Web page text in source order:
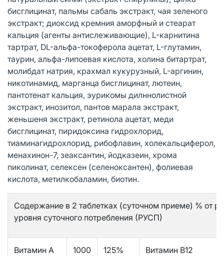
бисглицинат, пальмы сабаль экстракт, чая зеленого
экстракт; диоксид кремния аморфный и стеарат
кальция (агенты антислеживающие), L-карнитина
тартрат, DL-альфа-токоферола ацетат, L-глутамин,
таурин, альфа-липоевая кислота, холина битартрат,
молибдат натрия, крахмал кукурузный, L-аргинин,
никотинамид, марганца бисглицинат, лютеин,
пантотенат кальция, эурикомы дилннолистной
экстракт, инозитол, пантов марала экстракт,
женьшеня экстракт, ретинола ацетат, меди
бисглицинат, пиридоксина гидрохлорид,
тиаминагидрохлорид, рибофлавин, холекальциферол,
менахинон-7, зеаксантин, йодказеин, хрома
пиколинат, селексен (селеноксантен), фолиевая
кислота, метилкобаламин, биотин.
Содержание в 2 таблетках (суточном приеме) % от
уровня суточного потребления (РУСП)
Витамин А
1000
125%
Витамин В12